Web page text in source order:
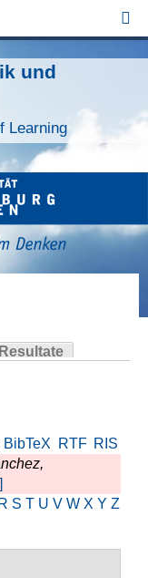
und
Learning
Resultate
BibTeX RTF RIS
R S T U V W X Y Z